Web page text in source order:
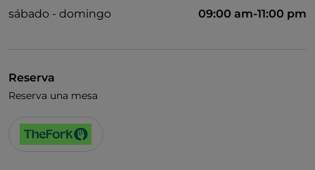
Wi-Fi
sábado - domingo
09:00 am-11:00 pm
Reserva
Reserva una mesa